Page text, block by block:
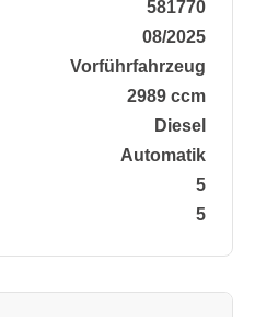
581770
08/2025
Vorführfahrzeug
2989 ccm
Diesel
Automatik
5
5